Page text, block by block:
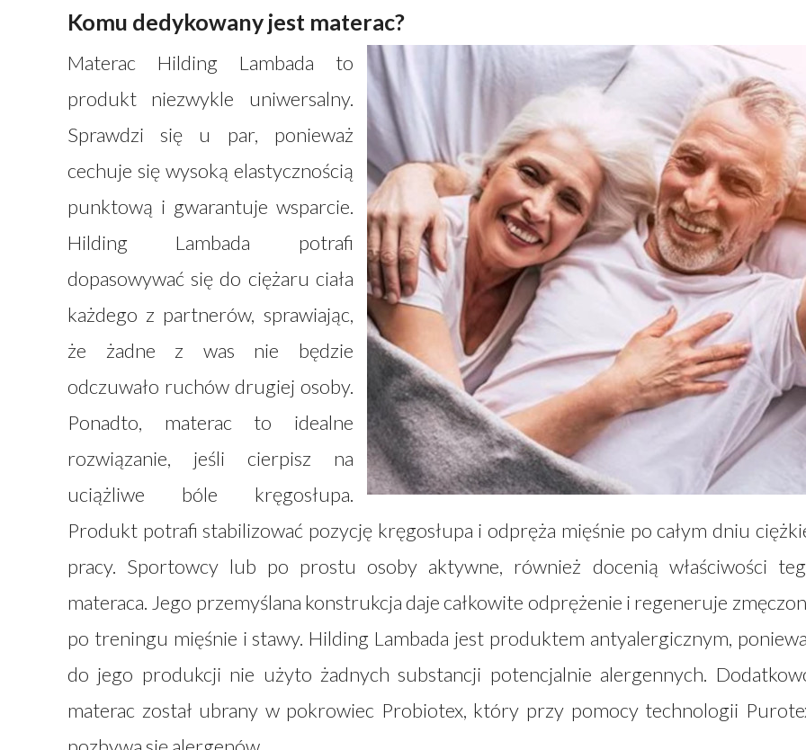
Komu dedykowany jest materac?
Materac Hilding Lambada to
produkt niezwykle uniwersalny.
Sprawdzi się u par, ponieważ
cechuje się wysoką elastycznością
punktową i gwarantuje wsparcie.
Hilding Lambada potrafi
dopasowywać się do ciężaru ciała
każdego z partnerów, sprawiając,
że żadne z was nie będzie
odczuwało ruchów drugiej osoby.
Ponadto, materac to idealne
rozwiązanie, jeśli cierpisz na
uciążliwe bóle kręgosłupa.
Produkt potrafi stabilizować pozycję kręgosłupa i odpręża mięśnie po całym dniu
pracy. Sportowcy lub po prostu osoby aktywne, również docenią właściwości
materaca. Jego przemyślana konstrukcja daje całkowite odprężenie i regeneruje
po treningu mięśnie i stawy. Hilding Lambada jest produktem antyalergicznym,
do jego produkcji nie użyto żadnych substancji potencjalnie alergennych.
materac został ubrany w pokrowiec Probiotex, który przy pomocy technologii